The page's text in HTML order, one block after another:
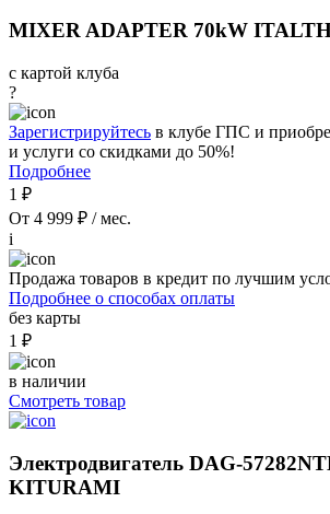
MIXER ADAPTER 70kW
с картой клуба
?
Зарегистрируйтесь в клубе ГПС и
и услуги со скидками до 50%!
Подробнее
1 ₽
От 4 999 ₽ / мес.
i
Продажа товаров в кредит по лучшим
Подробнее о способах оплаты
без карты
1 ₽
в наличии
Смотреть товар
Электродвигатель DAG-
KITURAMI